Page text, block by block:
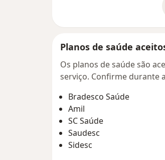
Planos de saúde
Os planos de saúde são
serviço. Confirme durante
Bradesco Saúde
Amil
SC Saúde
Saudesc
Sidesc